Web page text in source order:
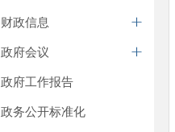
财政信息
政府会议
政府工作报告
政务公开标准化